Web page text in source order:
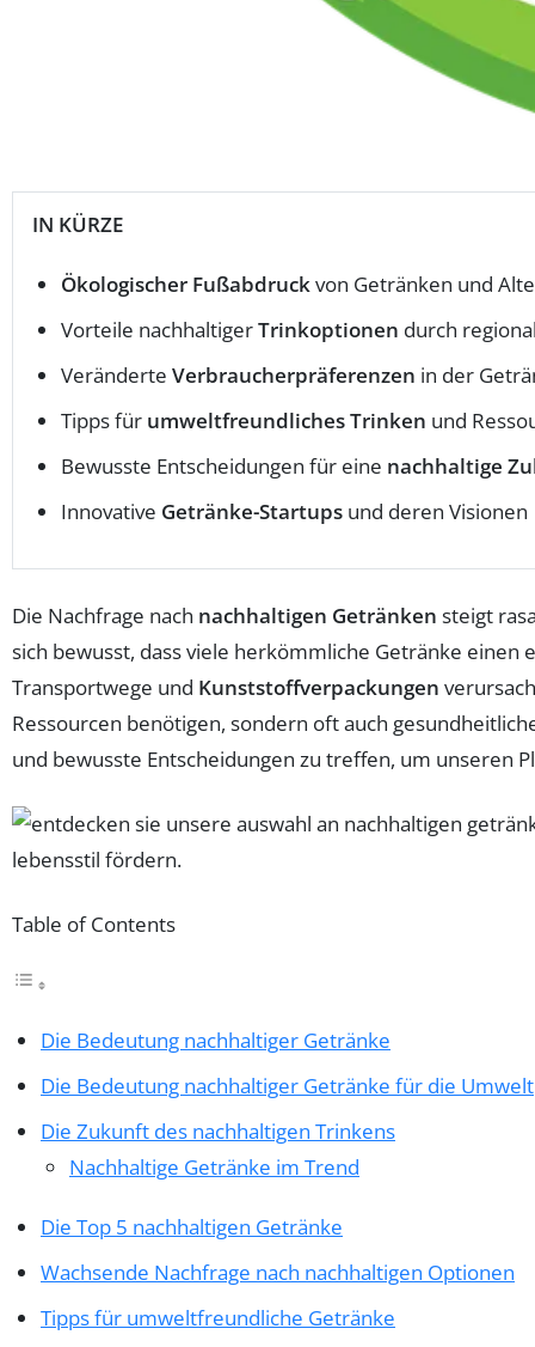
IN KÜRZE
Ökologischer Fußabdruckvon Getränken und
Vorteile nachhaltigerTrinkoptionen durch
Veränderte Verbraucherpräferenzen in der
Tipps für umweltfreundliches Trinken und
Bewusste Entscheidungen für eine nachhaltige
Innovative Getränke-Startups und deren Visionen
Die Nachfrage nach nachhaltigen Getränken steigt
sich bewusst, dass viele herkömmliche Getränke einen
Transportwege und Kunststoffverpackungen
Ressourcen benötigen, sondern oft auch
und bewusste Entscheidungen zu treffen, um unseren
Table of Contents
Die Bedeutung nachhaltiger Getränke
Die Bedeutung nachhaltiger Getränke für die Umwelt
Die Zukunft des nachhaltigen Trinkens
Nachhaltige Getränke im Trend
Die Top 5 nachhaltigen Getränke
Wachsende Nachfrage nach nachhaltigen Optionen
Tipps für umweltfreundliche Getränke